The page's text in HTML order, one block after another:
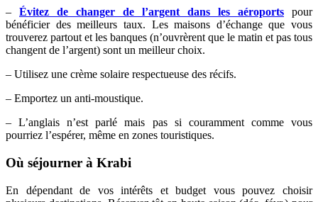
– Évitez de changer de l’argent dans les aéroports pour
bénéficier des meilleurs taux. Les maisons d’échange que vous
trouverez partout et les banques (n’ouvrèrent que le matin et pas tous
changent de l’argent) sont un meilleur choix.
– Utilisez une crème solaire respectueuse des récifs.
– Emportez un anti-moustique.
– L’anglais n’est parlé mais pas si couramment comme vous
pourriez l’espérer, même en zones touristiques.
Où séjourner à Krabi
En dépendant de vos intérêts et budget vous pouvez choisir